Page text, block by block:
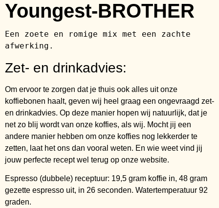
Youngest-BROTHER
Een zoete en romige mix met een zachte
afwerking.
Zet- en drinkadvies:
Om ervoor te zorgen dat je thuis ook alles uit onze
koffiebonen haalt, geven wij heel graag een ongevraagd zet-
en drinkadvies. Op deze manier hopen wij natuurlijk, dat je
net zo blij wordt van onze koffies, als wij. Mocht jij een
andere manier hebben om onze koffies nog lekkerder te
zetten, laat het ons dan vooral weten. En wie weet vind jij
jouw perfecte recept wel terug op onze website.
Espresso (dubbele) receptuur: 19,5 gram koffie in, 48 gram
gezette espresso uit, in 26 seconden. Watertemperatuur 92
graden.